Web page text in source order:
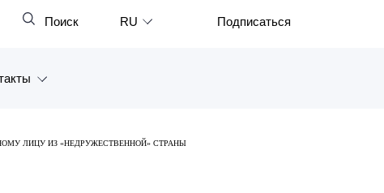
Закрыть
Поиск RU Подписаться
ЛИЦУ ИЗ «НЕДРУЖЕСТВЕННОЙ» СТРАНЫ